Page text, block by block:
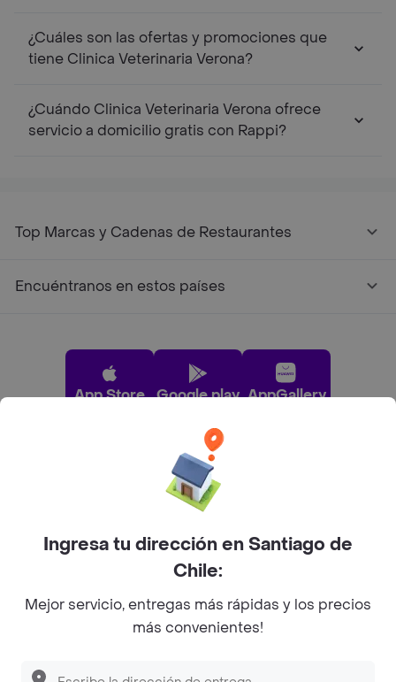
¿Cuáles son las ofertas y promociones que
tiene Clinica Veterinaria Verona?
¿Cuándo Clinica Veterinaria Verona ofrece
servicio a domicilio gratis con Rappi?
Top Marcas y Cadenas de Restaurantes
Encuéntranos en estos países
App Store Google play AppGallery
Pide tu comida favorita cerca de ti
Categorías
Ingresa tu dirección en Santiago de
Chile:
Mejor servicio, entregas más rápidas y los precios
más convenientes!